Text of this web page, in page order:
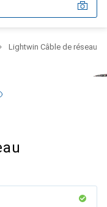
Lightwin Câble de réseau